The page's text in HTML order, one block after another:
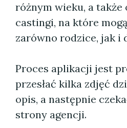
różnym wieku, a także
castingi, na które
zarówno rodzice, jak i
Proces aplikacji jest
przesłać kilka zdjęć
opis, a następnie
strony agencji.